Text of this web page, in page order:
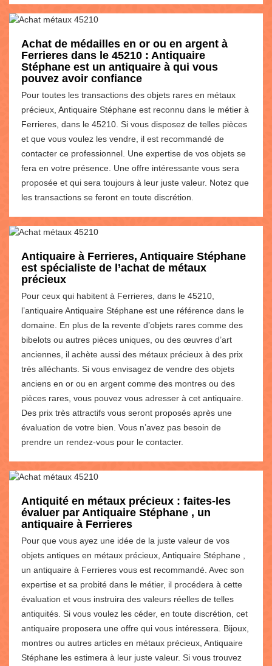
Achat de médailles en or ou en argent à
Ferrieres dans le 45210 : Antiquaire
Stéphane est un antiquaire à qui vous
pouvez avoir confiance
Pour toutes les transactions des objets rares en métaux
précieux, Antiquaire Stéphane est reconnu dans le métier à
Ferrieres, dans le 45210. Si vous disposez de telles pièces
et que vous voulez les vendre, il est recommandé de
contacter ce professionnel. Une expertise de vos objets se
fera en votre présence. Une offre intéressante vous sera
proposée et qui sera toujours à leur juste valeur. Notez que
les transactions se feront en toute discrétion.
Antiquaire à Ferrieres, Antiquaire Stéphane
est spécialiste de l’achat de métaux
précieux
Pour ceux qui habitent à Ferrieres, dans le 45210,
l’antiquaire Antiquaire Stéphane est une référence dans le
domaine. En plus de la revente d’objets rares comme des
bibelots ou autres pièces uniques, ou des œuvres d’art
anciennes, il achète aussi des métaux précieux à des prix
très alléchants. Si vous envisagez de vendre des objets
anciens en or ou en argent comme des montres ou des
pièces rares, vous pouvez vous adresser à cet antiquaire.
Des prix très attractifs vous seront proposés après une
évaluation de votre bien. Vous n’avez pas besoin de
prendre un rendez-vous pour le contacter.
Antiquité en métaux précieux : faites-les
évaluer par Antiquaire Stéphane , un
antiquaire à Ferrieres
Pour que vous ayez une idée de la juste valeur de vos
objets antiques en métaux précieux, Antiquaire Stéphane ,
un antiquaire à Ferrieres vous est recommandé. Avec son
expertise et sa probité dans le métier, il procédera à cette
évaluation et vous instruira des valeurs réelles de telles
antiquités. Si vous voulez les céder, en toute discrétion, cet
antiquaire proposera une offre qui vous intéressera. Bijoux,
montres ou autres articles en métaux précieux, Antiquaire
Stéphane les estimera à leur juste valeur. Si vous trouvez